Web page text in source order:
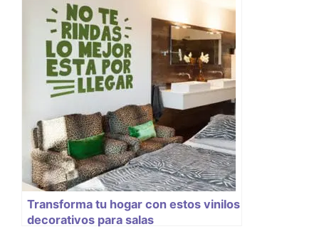
Transforma tu hogar con estos vinilos
decorativos para salas